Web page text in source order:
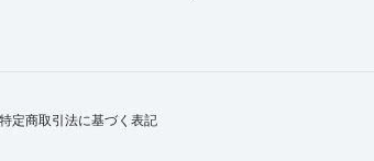
特定商取引法に基づく表記